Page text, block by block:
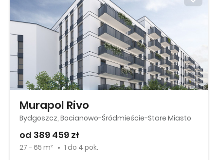
Murapol Rivo
Bydgoszcz, Bocianowo-Śródmieście-Stare Miasto
od 389 459 zł
27 - 65 m² 1 do 4 pok.